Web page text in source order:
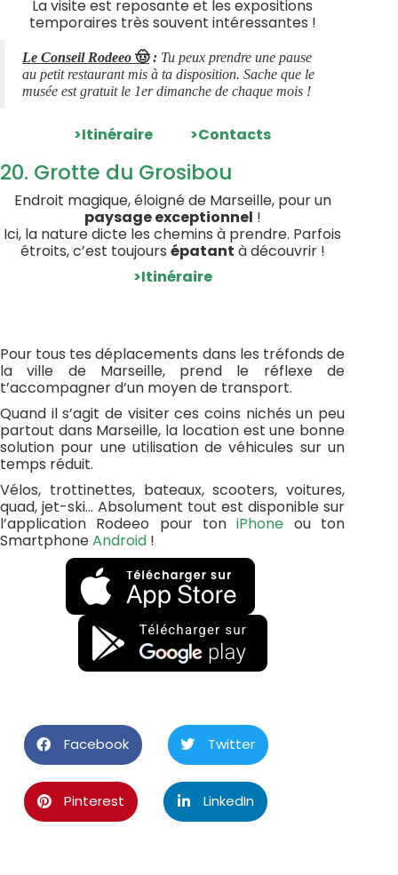
La visite est reposante et les expositions
temporaires très souvent intéressantes !
Le Conseil Rodeeo 🤠: Tu peux prendre une pause
au petit restaurant mis à ta disposition. Sache que le
musée est gratuit le 1er dimanche de chaque mois !
>Itinéraire >Contacts
20. Grotte du Grosibou
Endroit magique, éloigné de Marseille, pour un
paysage exceptionnel !
Ici, la nature dicte les chemins à prendre. Parfois
étroits, c’est toujours épatant à découvrir !
>Itinéraire
Pour tous tes déplacements dans les tréfonds de
la ville de Marseille, prend le réflexe de
t’accompagner d’un moyen de transport.
Quand il s’agit de visiter ces coins nichés un peu
partout dans Marseille, la location est une bonne
solution pour une utilisation de véhicules sur un
temps réduit.
Vélos, trottinettes, bateaux, scooters, voitures,
quad, jet-ski… Absolument tout est disponible sur
l’application Rodeeo pour toniPhone ou ton
SmartphoneAndroid !
Facebook Twitter
Pinterest LinkedIn